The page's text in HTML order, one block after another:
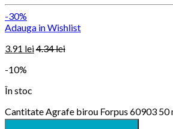
-30%
Adauga in Wishlist
3.91 lei4.34lei
-10%
În stoc
Cantitate Agrafe birou Forpus 60903 50